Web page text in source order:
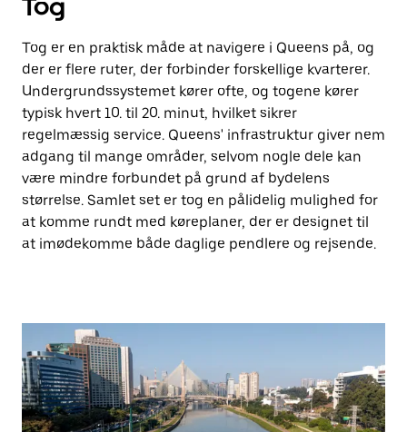
Tog
Tog er en praktisk måde at navigere i Queens på, og
der er flere ruter, der forbinder forskellige kvarterer.
Undergrundssystemet kører ofte, og togene kører
typisk hvert 10. til 20. minut, hvilket sikrer
regelmæssig service. Queens' infrastruktur giver nem
adgang til mange områder, selvom nogle dele kan
være mindre forbundet på grund af bydelens
størrelse. Samlet set er tog en pålidelig mulighed for
at komme rundt med køreplaner, der er designet til
at imødekomme både daglige pendlere og rejsende.